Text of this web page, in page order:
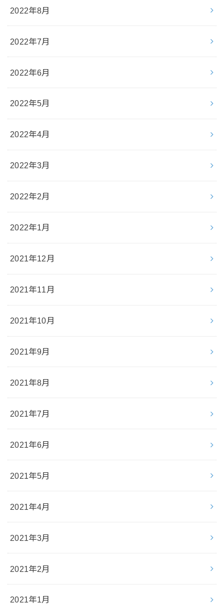
2022年8月
2022年7月
2022年6月
2022年5月
2022年4月
2022年3月
2022年2月
2022年1月
2021年12月
2021年11月
2021年10月
2021年9月
2021年8月
2021年7月
2021年6月
2021年5月
2021年4月
2021年3月
2021年2月
2021年1月